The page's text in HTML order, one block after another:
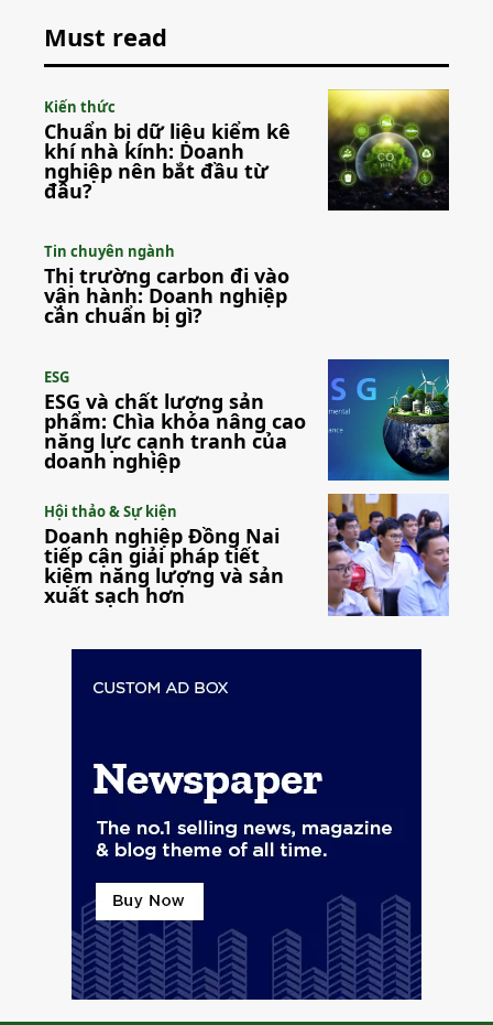
Must read
Kiến thức
Chuẩn bị dữ liệu kiểm kê
khí nhà kính: Doanh
nghiệp nên bắt đầu từ
đâu?
Tin chuyên ngành
Thị trường carbon đi vào
vận hành: Doanh nghiệp
cần chuẩn bị gì?
ESG
ESG và chất lượng sản
phẩm: Chìa khóa nâng cao
năng lực cạnh tranh của
doanh nghiệp
Hội thảo & Sự kiện
Doanh nghiệp Đồng Nai
tiếp cận giải pháp tiết
kiệm năng lượng và sản
xuất sạch hơn